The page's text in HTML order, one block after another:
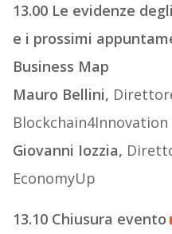
13.00 Le evidenze
e i prossimi
Business Map
Mauro Bellini,
Blockchain4Innovation
Giovanni Iozzia,
EconomyUp
13.10 Chiusura evento